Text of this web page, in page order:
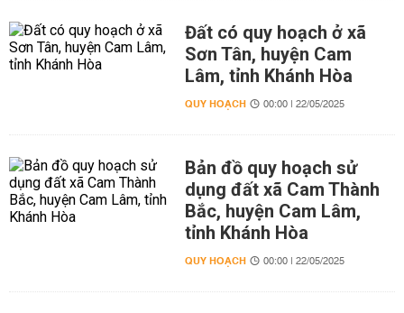
Đất có quy hoạch ở xã
Sơn Tân, huyện Cam
Lâm, tỉnh Khánh Hòa
QUY HOẠCH 00:00 | 22/05/2025
Bản đồ quy hoạch sử
dụng đất xã Cam Thành
Bắc, huyện Cam Lâm,
tỉnh Khánh Hòa
QUY HOẠCH 00:00 | 22/05/2025